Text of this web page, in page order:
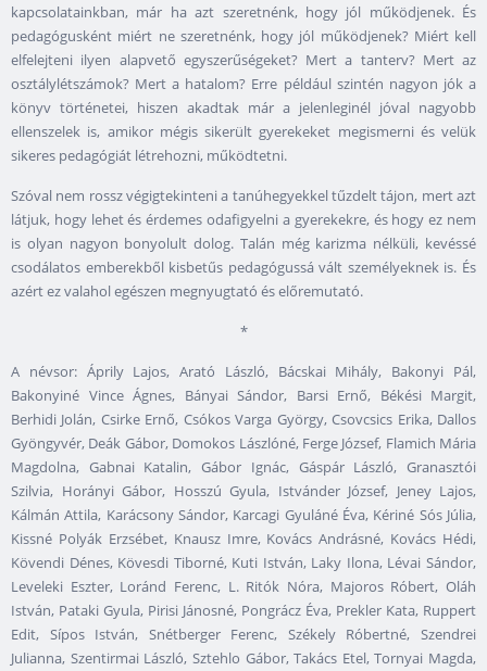
kapcsolatainkban, már ha azt szeretnénk, hogy jól működjenek. És
pedagógusként miért ne szeretnénk, hogy jól működjenek? Miért kell
elfelejteni ilyen alapvető egyszerűségeket? Mert a tanterv? Mert az
osztálylétszámok? Mert a hatalom? Erre például szintén nagyon jók a
könyv történetei, hiszen akadtak már a jelenleginél jóval nagyobb
ellenszelek is, amikor mégis sikerült gyerekeket megismerni és velük
sikeres pedagógiát létrehozni, működtetni.
Szóval nem rossz végigtekinteni a tanúhegyekkel tűzdelt tájon, mert azt
látjuk, hogy lehet és érdemes odafigyelni a gyerekekre, és hogy ez nem
is olyan nagyon bonyolult dolog. Talán még karizma nélküli, kevéssé
csodálatos emberekből kisbetűs pedagógussá vált személyeknek is. És
azért ez valahol egészen megnyugtató és előremutató.
*
A névsor: Áprily Lajos, Arató László, Bácskai Mihály, Bakonyi Pál,
Bakonyiné Vince Ágnes, Bányai Sándor, Barsi Ernő, Békési Margit,
Berhidi Jolán, Csirke Ernő, Csókos Varga György, Csovcsics Erika, Dallos
Gyöngyvér, Deák Gábor, Domokos Lászlóné, Ferge József, Flamich Mária
Magdolna, Gabnai Katalin, Gábor Ignác, Gáspár László, Granasztói
Szilvia, Horányi Gábor, Hosszú Gyula, Istvánder József, Jeney Lajos,
Kálmán Attila, Karácsony Sándor, Karcagi Gyuláné Éva, Kériné Sós Júlia,
Kissné Polyák Erzsébet, Knausz Imre, Kovács Andrásné, Kovács Hédi,
Kövendi Dénes, Kövesdi Tiborné, Kuti István, Laky Ilona, Lévai Sándor,
Leveleki Eszter, Loránd Ferenc, L. Ritók Nóra, Majoros Róbert, Oláh
István, Pataki Gyula, Pirisi Jánosné, Pongrácz Éva, Prekler Kata, Ruppert
Edit, Sípos István, Snétberger Ferenc, Székely Róbertné, Szendrei
Julianna, Szentirmai László, Sztehlo Gábor, Takács Etel, Tornyai Magda,